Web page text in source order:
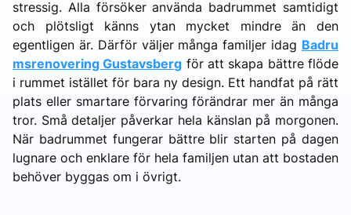
stressig. Alla försöker använda badrummet samtidigt
och plötsligt känns ytan mycket mindre än den
egentligen är. Därför väljer många familjer idag Badru
msrenovering Gustavsberg för att skapa bättre flöde
i rummet istället för bara ny design. Ett handfat på rätt
plats eller smartare förvaring förändrar mer än många
tror. Små detaljer påverkar hela känslan på morgonen.
När badrummet fungerar bättre blir starten på dagen
lugnare och enklare för hela familjen utan att bostaden
behöver byggas om i övrigt.